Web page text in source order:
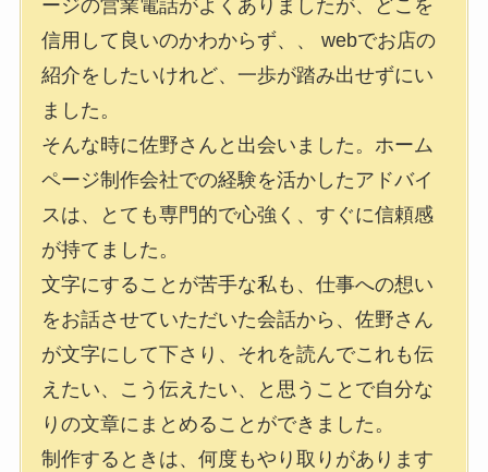
ージの営業電話がよくありましたが、どこを
信用して良いのかわからず、、 webでお店の
紹介をしたいけれど、一歩が踏み出せずにい
ました。
そんな時に佐野さんと出会いました。ホーム
ページ制作会社での経験を活かしたアドバイ
スは、とても専門的で心強く、すぐに信頼感
が持てました。
文字にすることが苦手な私も、仕事への想い
をお話させていただいた会話から、佐野さん
が文字にして下さり、それを読んでこれも伝
えたい、こう伝えたい、と思うことで自分な
りの文章にまとめることができました。
制作するときは、何度もやり取りがあります